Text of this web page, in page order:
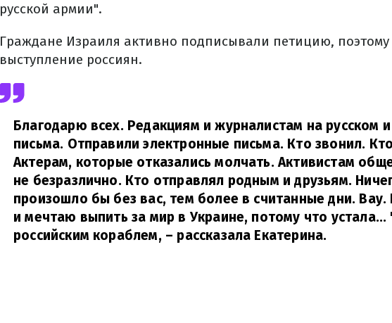
русской армии".
Граждане Израиля активно подписывали петицию,
выступление россиян.
Благодарю всех. Редакциям и журналистам на русском
письма. Отправили электронные письма. Кто звонил.
Актерам, которые отказались молчать. Активистам
не безразлично. Кто отправлял родным и друзьям.
произошло бы без вас, тем более в считанные дни.
и мечтаю выпить за мир в Украине, потому что
российским кораблем, – рассказала Екатерина.